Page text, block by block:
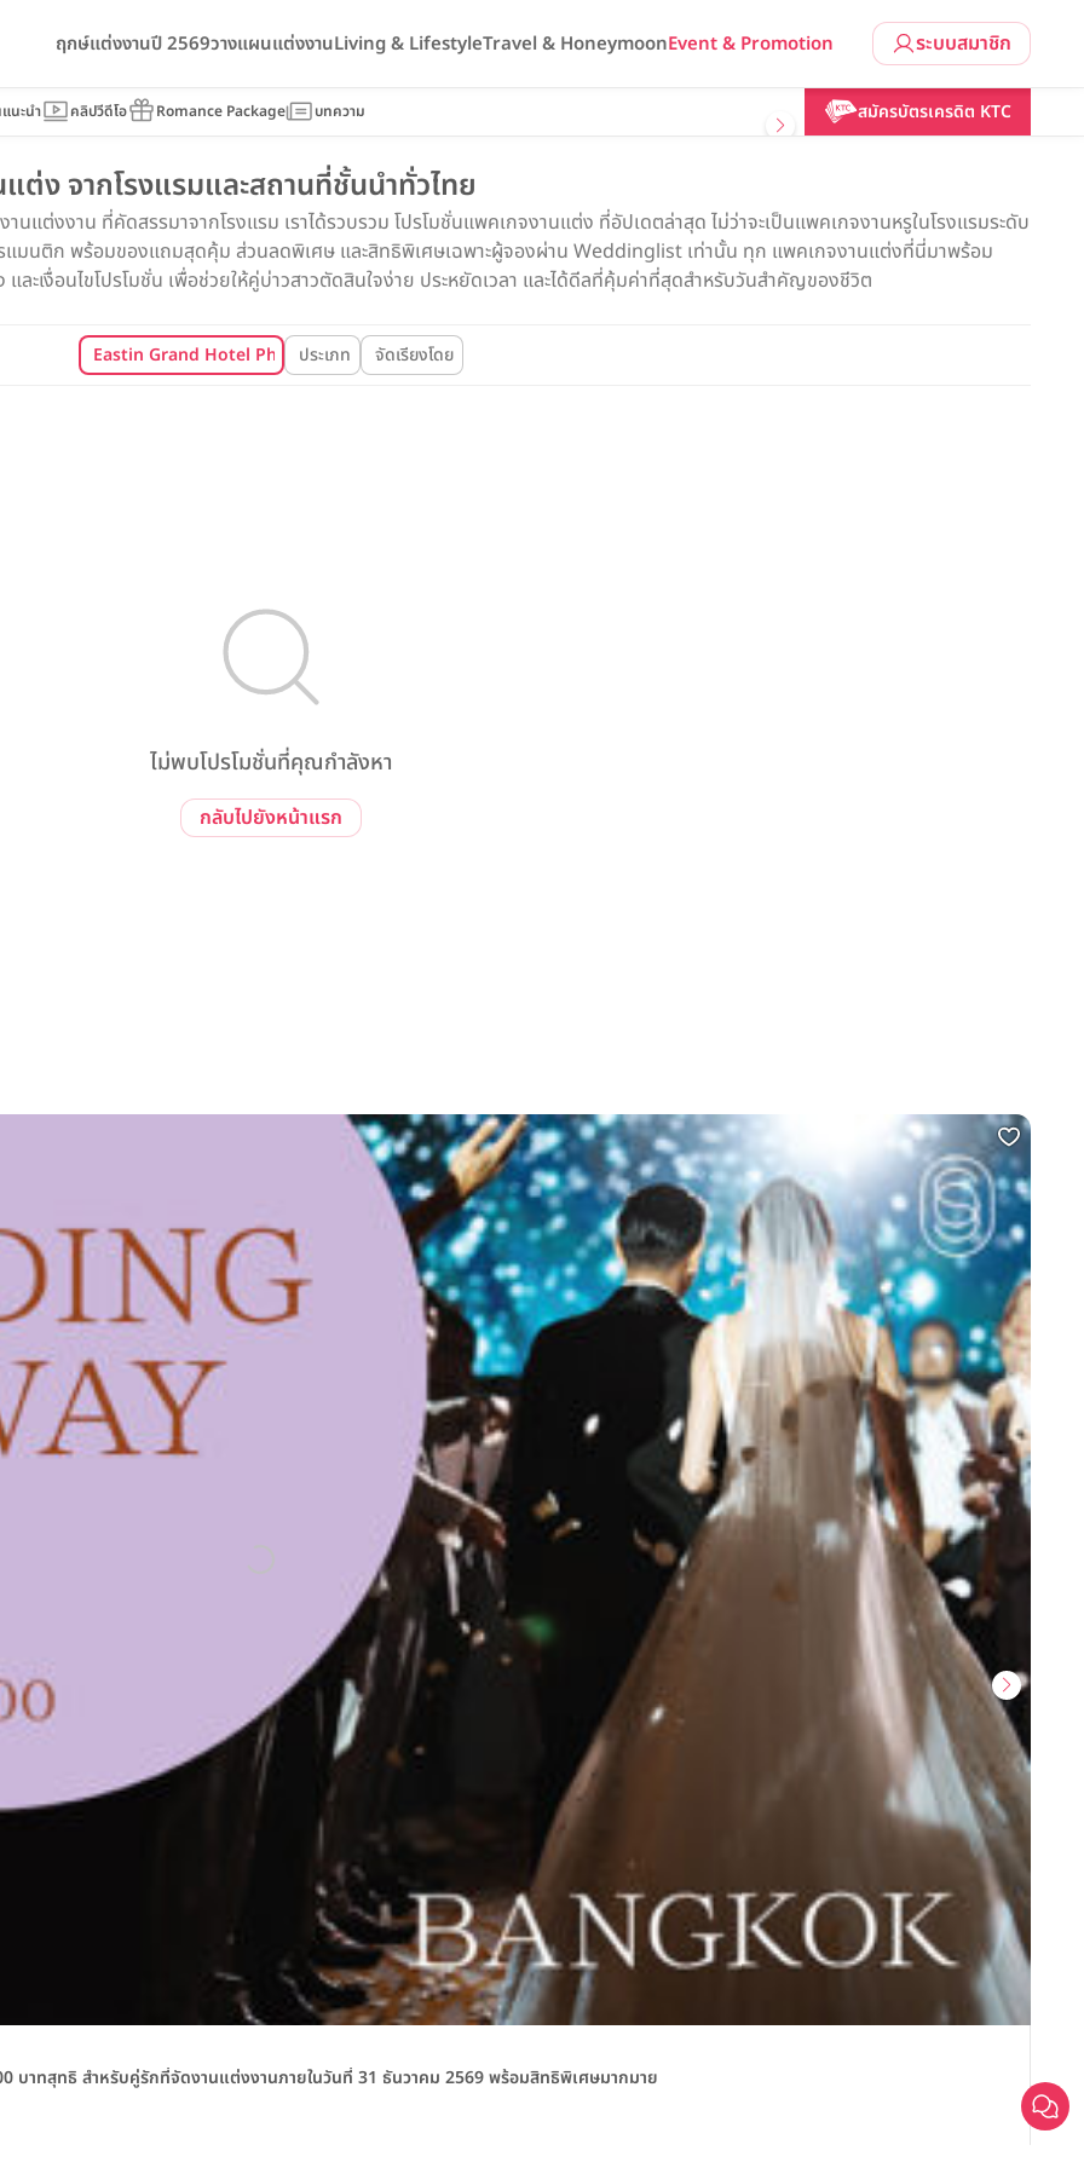
ระบบสมาชิก
ฤกษ์แต่งงานปี 2569วางแผนแต่งงานLiving & LifestyleTravel & HoneymoonEvent & Promotion
นะนำ คลิปวีดีโอ Romance Package บทความ สมัครบัตรเครดิต KTC
ต่ง จากโรงแรมและสถานที่ชั้นนำทั่วไทย
แต่งงาน ที่คัดสรรมาจากโรงแรม เราได้รวบรวม โปรโมชั่นแพคเกจงานแต่ง ที่อัปเดตล่าสุด ไม่ว่าจะเป็นแพคเกจงานหรูในโรงแรมระดับ
แมนติก พร้อมของแถมสุดคุ้ม ส่วนลดพิเศษ และสิทธิพิเศษเฉพาะผู้จองผ่าน Weddinglist เท่านั้น ทุก แพคเกจงานแต่งที่นี่มาพร้อม
ะเงื่อนไขโปรโมชั่น เพื่อช่วยให้คู่บ่าวสาวตัดสินใจง่าย ประหยัดเวลา และได้ดีลที่คุ้มค่าที่สุดสำหรับวันสำคัญของชีวิต
Eastin Grand Hotel Phayathai
ประเภท จัดเรียงโดย
ไม่พบโปรโมชั่นที่คุณกำลังหา
กลับไปยังหน้าแรก
าทสุทธิ สำหรับคู่รักที่จัดงานแต่งงานภายในวันที่ 31 ธันวาคม 2569 พร้อมสิทธิพิเศษมากมาย
วัน